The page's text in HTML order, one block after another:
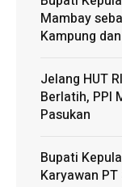
Mambay
Kampung
Jelang HUT
Berlatih, PPI
Pasukan
Bupati
Karyawan